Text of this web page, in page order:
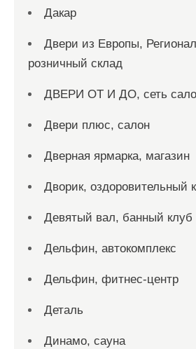
Дакар
Двери из Европы,
розничный склад
ДВЕРИ ОТ И ДО, сеть
Двери плюс, салон
Дверная ярмарка, магазин
Дворик, оздоровительный
Девятый вал, банный клуб
Дельфин, автокомплекс
Дельфин, фитнес-центр
Деталь
Динамо, сауна